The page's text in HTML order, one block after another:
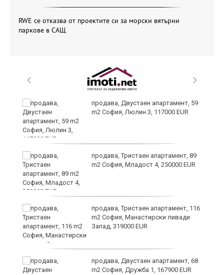
RWE се отказва от проектите си за морски вятърни
паркове в САЩ
продава, Двустаен апартамент, 59
m2 София, Люлин 3, 117000 EUR
продава, Тристаен апартамент, 89
m2 София, Младост 4, 250000 EUR
продава, Тристаен апартамент, 116
m2 София, Манастирски ливади
Запад, 319000 EUR
продава, Двустаен апартамент, 68
m2 София, Дружба 1, 167900 EUR